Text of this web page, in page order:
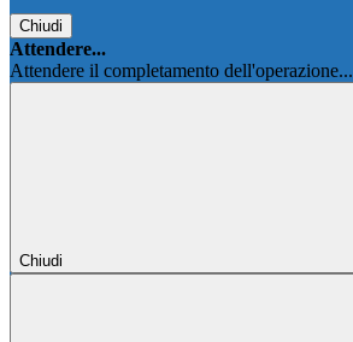
Chiudi
Attendere...
Attendere il completamento dell'operazione...
Chiudi